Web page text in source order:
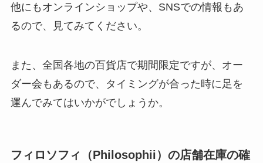
他にもオンラインショップや、SNSでの情報もあ
るので、見てみてください。
また、全国各地の百貨店で期間限定ですが、オー
ダー会もあるので、タイミングが合った時に足を
運んでみてはいかがでしょうか。
フィロソフィ（Philosophii）の店舗在庫の確